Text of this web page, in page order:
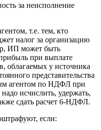
за неисполнение
т.е. тем, кто
налог за организацию
ИП может быть
при выплате
облагаемых у источника
представительства
агентом по НДФЛ при
исчислить, удержать,
сдать расчет 6-НДФЛ.
если: